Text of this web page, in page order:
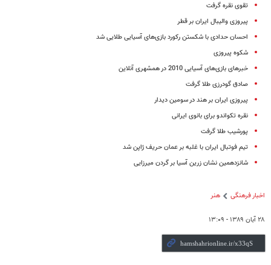
تقوی نقره گرفت
پیروزی والیبال ایران بر قطر
احسان حدادی با شکستن رکورد بازی‌های آسیایی طلایی شد
شکوه پیروزی
خبرهای بازی‌های آسیایی 2010 در همشهری آنلاین
صادق گودرزی طلا گرفت
پیروزی ایران بر هند در سومین دیدار
نقره تکواندو برای بانوی ایرانی
پورشیب طلا گرفت
تیم فوتبال ایران با غلبه بر عمان حریف ژاپن شد
شانزدهمین نشان زرین آسیا بر گردن میرزایی
اخبار فرهنگی هنر
۲۸ آبان ۱۳۸۹ - ۱۳:۰۹